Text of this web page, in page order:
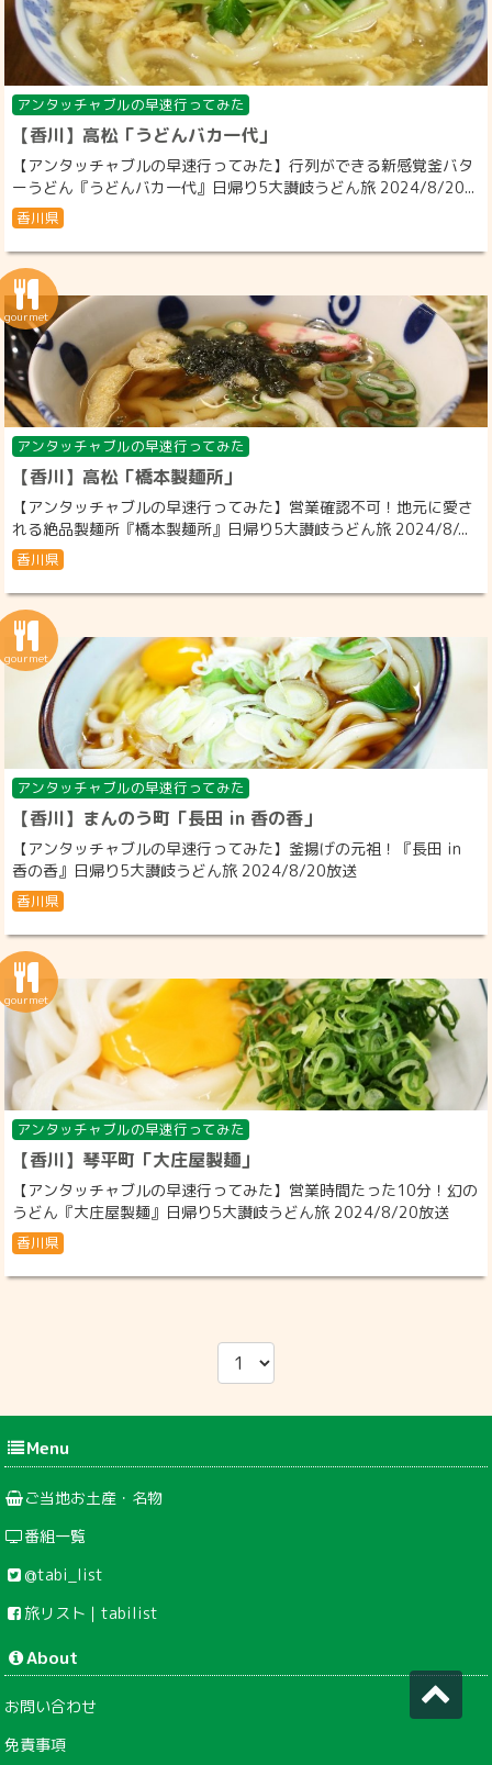
アンタッチャブルの早速行ってみた
【香川】高松「うどんバカ一代」
【アンタッチャブルの早速行ってみた】行列ができる新感覚釜バタ
ーうどん『うどんバカ一代』日帰り5大讃岐うどん旅 2024/8/20...
香川県
アンタッチャブルの早速行ってみた
【香川】高松「橋本製麺所」
【アンタッチャブルの早速行ってみた】営業確認不可！地元に愛さ
れる絶品製麺所『橋本製麺所』日帰り5大讃岐うどん旅 2024/8/...
香川県
アンタッチャブルの早速行ってみた
【香川】まんのう町「長田 in 香の香」
【アンタッチャブルの早速行ってみた】釜揚げの元祖！『長田 in
香の香』日帰り5大讃岐うどん旅 2024/8/20放送
香川県
アンタッチャブルの早速行ってみた
【香川】琴平町「大庄屋製麺」
【アンタッチャブルの早速行ってみた】営業時間たった10分！幻の
うどん『大庄屋製麺』日帰り5大讃岐うどん旅 2024/8/20放送
香川県
Menu
ご当地お土産・名物
番組一覧
@tabi_list
旅リスト｜tabilist
About
お問い合わせ
免責事項